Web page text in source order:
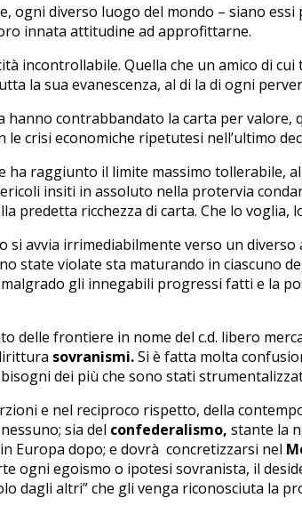
ogni diverso luogo del mondo – siano
innata attitudine ad approfittarne.
incontrollabile. Quella che un amico di
la sua evanescenza, al di la di ogni
contrabbandato la carta per valore,
le crisi economiche ripetutesi nell’ultimo
ha raggiunto il limite massimo tollerabile,
insiti in assoluto nella protervia
predetta ricchezza di carta. Che lo voglia,
avvia irrimediabilmente verso un
state violate sta maturando in ciascuno
gli innegabili progressi fatti e la
delle frontiere in nome del c.d. libero
sovranismi.Si è fatta molta
dei più che sono stati
e nel reciproco rispetto, della
sia del confederalismo, stante la
Europa dopo; e dovrà concretizzarsi nel
ogni egoismo o ipotesi sovranista, il
dagli altri” che gli venga riconosciuta la